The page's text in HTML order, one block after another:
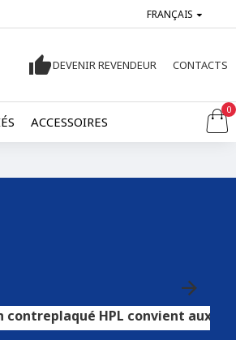
FRANÇAIS
DEVENIR REVENDEUR CONTACTS
ACCESSOIRES
0
HPL convient aux sols